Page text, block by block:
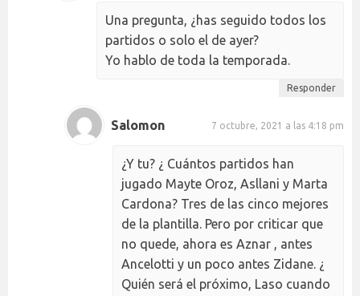
Una pregunta, ¿has seguido todos los
partidos o solo el de ayer?
Yo hablo de toda la temporada.
Responder
Salomon 7 octubre, 2021 a las 4:18 pm
¿Y tu? ¿ Cuántos partidos han
jugado Mayte Oroz, Asllani y Marta
Cardona? Tres de las cinco mejores
de la plantilla. Pero por criticar que
no quede, ahora es Aznar , antes
Ancelotti y un poco antes Zidane. ¿
Quién será el próximo, Laso cuando